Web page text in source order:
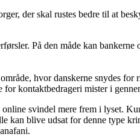
der skal rustes bedre til at
På den måde kan
hvor danskerne snydes
kontaktbedrageri mister i
svindel mere frem i lyset.
kan blive udsat for denne type